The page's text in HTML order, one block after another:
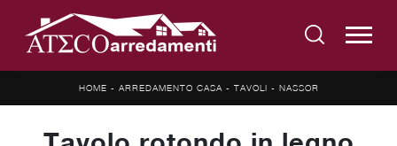
HOME - ARREDAMENTO CASA - TAVOLI - NASSOR